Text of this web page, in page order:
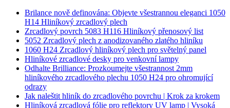
Brilance nově definována: Objevte všestrannou eleganci 1050
H14 Hliníkový zrcadlový plech
Zrcadlový povrch 5083 H116 Hliníkový přenosový list
5052 Zrcadlový plech z anodizovaného zlatého hliníku
1060 H24 Zrcadlový hliníkový plech pro světelný panel
Hliníkové zrcadlové desky pro venkovní lampy
Odhalte Brilliance: Prozkoumejte všestrannost 2mm
hliníkového zrcadlového plechu 1050 H24 pro ohromující
odrazy
Jak naleštit hliník do zrcadlového povrchu | Krok za krokem
Hliníková zrcadlová fólie pro reflektory UV lamp | Vysoká